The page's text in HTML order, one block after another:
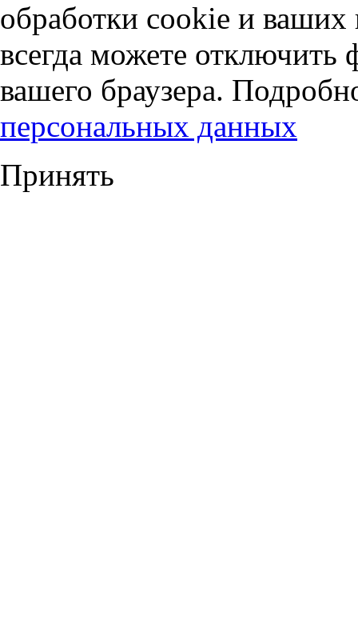
обработки cookie и
всегда можете отключить
вашего браузера.
персональных данных
Принять